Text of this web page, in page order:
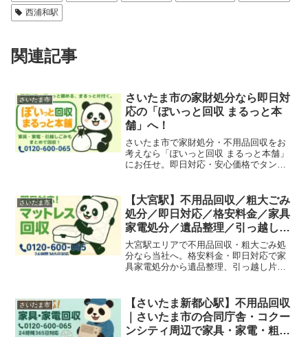
西浦和駅
関連記事
さいたま市
さいたま市の家財処分なら即日対
応の「ぽいっと回収 まるっと本
舗」へ！
さいたま市で家財処分・不用品回収をお
考えなら「ぽいっと回収 まるっと本舗」
にお任せ。即日対応・安心価格でタンス
談ください。
さいたま市
【大宮駅】不用品回収／粗大ごみ
処分／即日対応／格安料金／家具
家電処分／遺品整理／引っ越し片
付け
大宮駅エリアで不用品回収・粗大ごみ処
分なら当社へ。格安料金・即日対応で家
具家電処分から遺品整理、引っ越し片付
さいたま市
【さいたま新都心駅】不用品回収
｜さいたま市の合同庁舎・コクー
ンシティ周辺で家具・家電・粗大